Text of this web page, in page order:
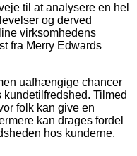
til at analysere en hel
og derved
virksomhedens
fra Merry Edwards
uafhængige chancer
Tilmed
folk kan give en
kan drages fordel
hos kunderne.